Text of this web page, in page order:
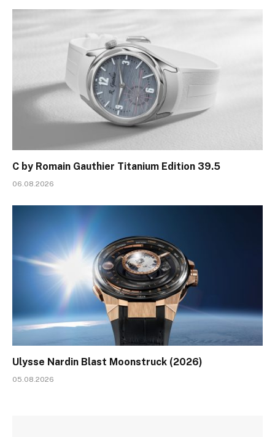
C by Romain Gauthier Titanium Edition 39.5
06.08.2026
Ulysse Nardin Blast Moonstruck (2026)
05.08.2026